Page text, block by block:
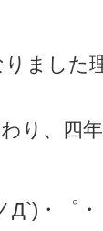
ました
り、四
Д`)・゜・